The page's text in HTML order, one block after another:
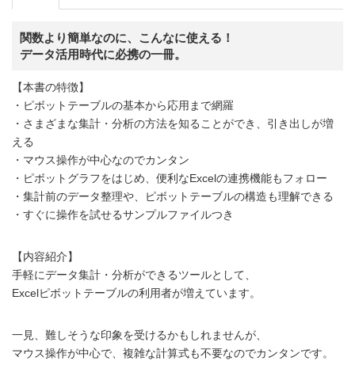
関数より簡単なのに、こんなに使える！
データ活用時代に必携の一冊。
【本書の特徴】
・ピボットテーブルの基本から応用まで網羅
・さまざまな集計・分析の方法を知ることができ、引き出しが増
える
・マウス操作が中心なのでカンタン
・ピボットグラフをはじめ、便利なExcelの連携機能もフォロー
・集計前のデータ整理や、ピボットテーブルの構造も理解できる
・すぐに操作を試せるサンプルファイルつき
【内容紹介】
手軽にデータ集計・分析ができるツールとして、
Excelピボットテーブルの利用者が増えています。
一見、難しそうな印象を受けるかもしれませんが、
マウス操作が中心で、複雑な計算式も不要なのでカンタンです。